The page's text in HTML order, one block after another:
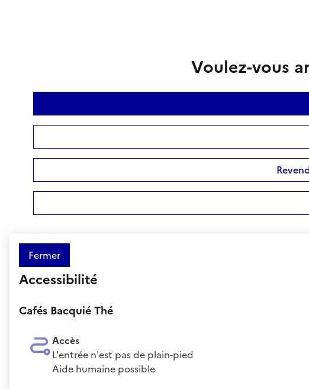
Voulez-vous
Fermer
Accessibilité
Cafés Bacquié Thé
Accès
L'entrée n'est pas de plain-pied
Aide humaine possible